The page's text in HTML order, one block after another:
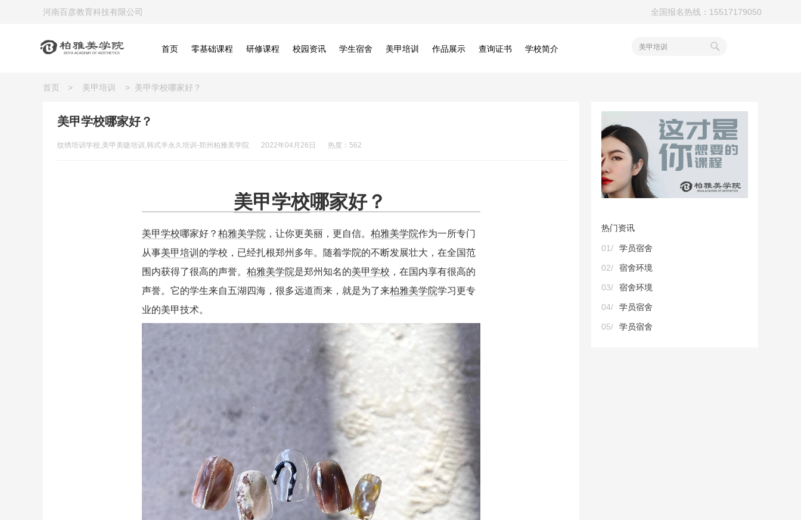
河南百彦教育科技有限公司 全国报名热线：15517179050
首页 零基础课程 研修课程 校园资讯 学生宿舍 美甲培训 作品展示 查询证书 学校简介 美甲培训
首页 > 美甲培训 > 美甲学校哪家好？
美甲学校哪家好？
纹绣培训学校,美甲美睫培训,韩式半永久培训-郑州柏雅美学院 2022年04月26日 热度：562
美甲学校哪家好？
美甲学校哪家好？ 柏雅美学院 ，让你更美丽，更自信。 柏雅美学院作为一所专门
从事美甲培训 的学校，已经扎根郑州多年。随着学院的不断发展壮大，在全国范
围内获得了很高的声誉。 柏雅美学院是郑州知名的美甲学校 ，在国内享有很高的
声誉。它的学生来自五湖四海，很多远道而来，就是为了来柏雅美学院学习更专
业的美甲技术。
热门资讯
01/ 学员宿舍
02/ 宿舍环境
03/ 宿舍环境
04/ 学员宿舍
05/ 学员宿舍